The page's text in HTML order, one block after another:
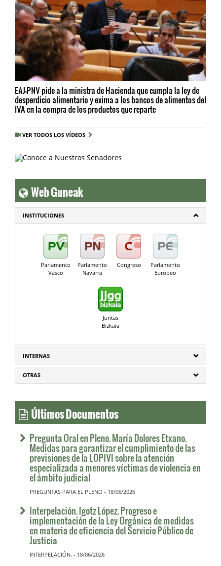
EAJ-PNV pide a la ministra de Hacienda que cumpla la ley de
desperdicio alimentario y exima a los bancos de alimentos del
IVA en la compra de los productos que reparte
VER TODOS LOS VÍDEOS
Web Guneak
INSTITUCIONES
Parlamento
Vasco
Parlamento
Navarra
Congreso
Parlamento
Europeo
Juntas
Bizkaia
INTERNAS
OTRAS
Últimos Documentos
Pregunta Oral en Pleno. María Dolores Etxano.
Medidas para garantizar el cumplimiento de las
previsiones de la LOPIVI sobre la atención
especializada a menores víctimas de violencia en
el ámbito judicial
PREGUNTAS PARA EL PLENO - 18/06/2026
Interpelación. Igotz López. Progreso e
implementación de la Ley Orgánica de medidas
en materia de eficiencia del Servicio Público de
Justicia
INTERPELACIÓN. - 18/06/2026